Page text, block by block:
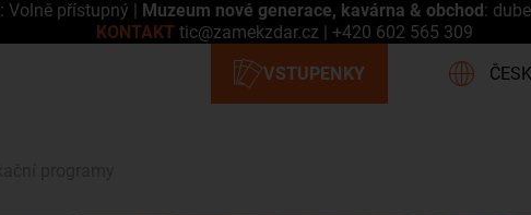
: Volně přístupný | Muzeum nové generace, kavárna & obchod:
KONTAKT tic@zamekzdar.cz | +420 602 565 309